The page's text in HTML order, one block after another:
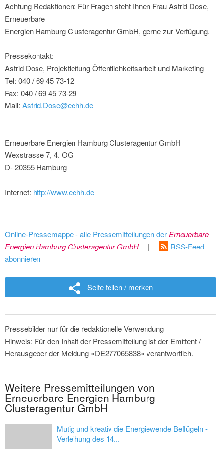
Achtung Redaktionen: Für Fragen steht Ihnen Frau Astrid Dose,
Erneuerbare
Energien Hamburg Clusteragentur GmbH, gerne zur Verfügung.
Pressekontakt:
Astrid Dose, Projektleitung Öffentlichkeitsarbeit und Marketing
Tel: 040 / 69 45 73-12
Fax: 040 / 69 45 73-29
Mail: Astrid.Dose@eehh.de
Erneuerbare Energien Hamburg Clusteragentur GmbH
Wexstrasse 7, 4. OG
D- 20355 Hamburg
Internet: http://www.eehh.de
Online-Pressemappe - alle Pressemitteilungen der Erneuerbare
Energien Hamburg Clusteragentur GmbH
|
RSS-Feed
abonnieren
Seite teilen / merken
Pressebilder nur für die redaktionelle Verwendung
Hinweis: Für den Inhalt der Pressemitteilung ist der Emittent /
Herausgeber der Meldung »DE277065838« verantwortlich.
Weitere Pressemitteilungen von
Erneuerbare Energien Hamburg
Clusteragentur GmbH
Mutig und kreativ die Energiewende Beflügeln -
Verleihung des 14...